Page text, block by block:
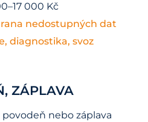
000 Kč
nedostupných dat
diagnostika, svoz
ZÁPLAVA
povodeň nebo záplava